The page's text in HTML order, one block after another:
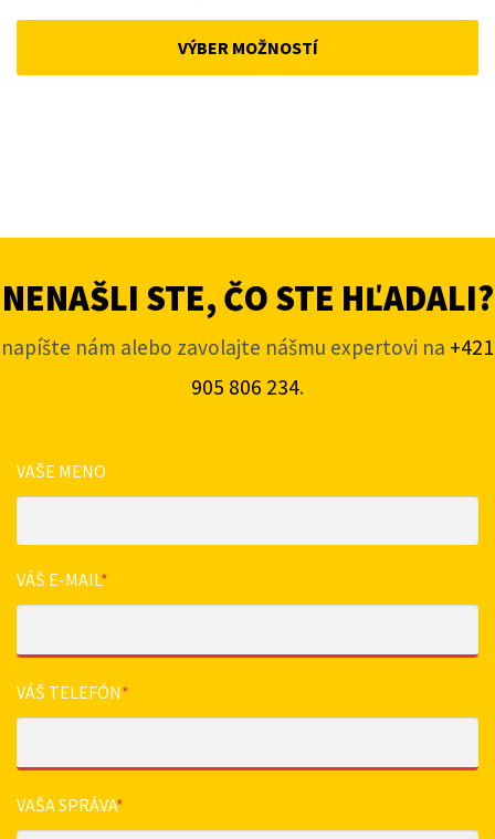
was:
VÝBER MOŽNOSTÍ
NENAŠLI STE, ČO STE HĽADALI?
napíšte nám alebo zavolajte nášmu expertovi na +421
905 806 234.
VAŠE MENO
VÁŠ E-MAIL*
VÁŠ TELEFÓN*
VAŠA SPRÁVA*